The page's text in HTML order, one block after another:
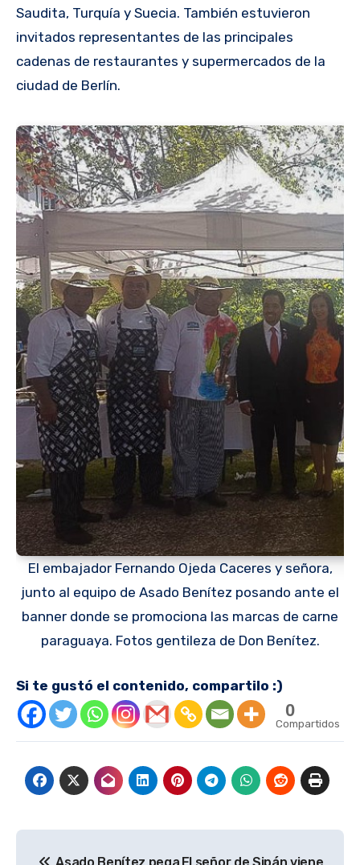
Saudita, Turquía y Suecia. También estuvieron
invitados representantes de las principales
cadenas de restaurantes y supermercados de la
ciudad de Berlín.
El embajador Fernando Ojeda Caceres y señora,
junto al equipo de Asado Benítez posando ante el
banner donde se promociona las marcas de carne
paraguaya. Fotos gentileza de Don Benítez.
Si te gustó el contenido, compartilo :)
0
Compartidos